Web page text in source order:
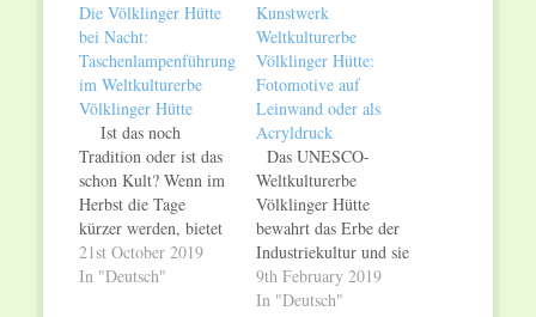
Die Völklinger Hütte
bei Nacht:
Taschenlampenführung
im Weltkulturerbe
Völklinger Hütte
Ist das noch
Tradition oder ist das
schon Kult? Wenn im
Herbst die Tage
kürzer werden, bietet
das Weltkulturerbe
Völklinger Hütte
21st October 2019
In "Deutsch"
Kunstwerk
Weltkulturerbe
Völklinger Hütte:
Fotomotive auf
Leinwand oder als
Acryldruck
Das UNESCO-
Weltkulturerbe
Völklinger Hütte
bewahrt das Erbe der
Industriekultur und sie
ist ein Wahrzeichen
des Saarlandes. Nun
9th February 2019
In "Deutsch"